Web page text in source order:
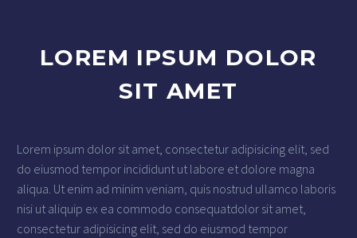
LOREM IPSUM DOLOR
SIT AMET
Lorem ipsum dolor sit amet, consectetur adipisicing elit, sed
do eiusmod tempor incididunt ut labore et dolore magna
aliqua. Ut enim ad minim veniam, quis nostrud ullamco laboris
nisi ut aliquip ex ea commodo consequatdolor sit amet,
consectetur adipisicing elit, sed do eiusmod tempor